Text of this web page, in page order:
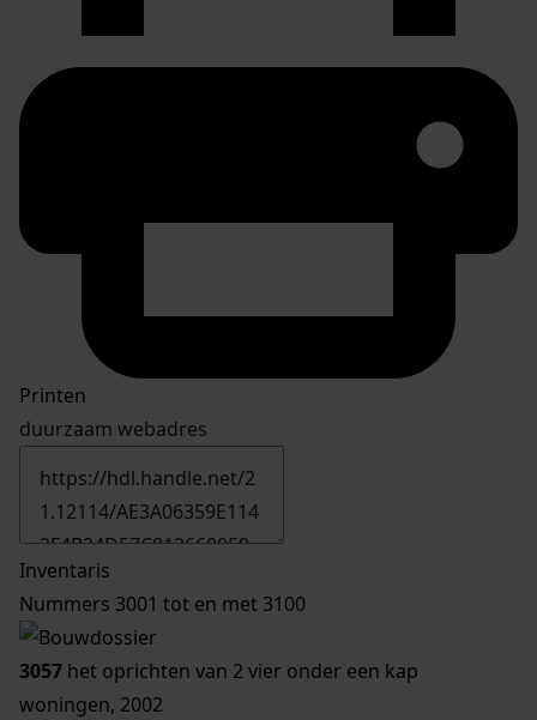
Printen
duurzaam webadres
Inventaris
Nummers 3001 tot en met 3100
3057 het oprichten van 2 vier onder een kap
woningen, 2002